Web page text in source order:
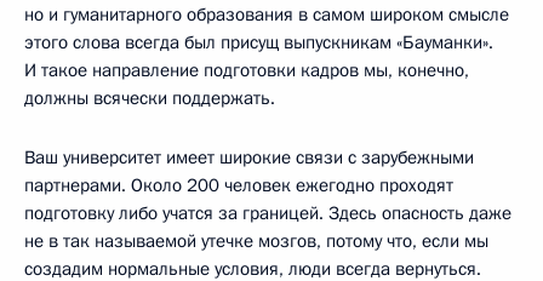
но и гуманитарного образования в самом широком смысле
этого слова всегда был присущ выпускникам «Бауманки».
И такое направление подготовки кадров мы, конечно,
должны всячески поддержать.
Ваш университет имеет широкие связи с зарубежными
партнерами. Около 200 человек ежегодно проходят
подготовку либо учатся за границей. Здесь опасность даже
не в так называемой утечке мозгов, потому что, если мы
создадим нормальные условия, люди всегда вернуться.